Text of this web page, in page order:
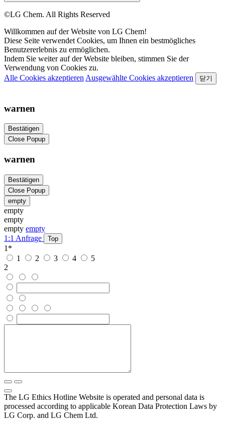
©LG Chem. All Rights Reserved
Willkommen auf der Website von LG Chem!
Diese Seite verwendet Cookies, um Ihnen ein bestmögliches
Benutzererlebnis zu ermöglichen.
Indem Sie weiter auf der Website bleiben, stimmen Sie der
Verwendung von Cookies zu.
Alle Cookies akzeptieren Ausgewählte Cookies akzeptieren 닫기
warnen
Bestätigen
Close Popup
warnen
Bestätigen
Close Popup
empty
empty
empty
empty empty
1:1 Anfrage
Top
1 *
1
2 3 4
5
2
The LG Ethics Hotline Website is operated and personal data is
processed according to applicable Korean Data Protection Laws by
LG Corp. and LG Chem Ltd.